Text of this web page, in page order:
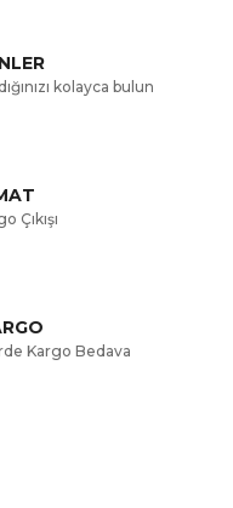
kolayca bulun
Çıkışı
Kargo Bedava